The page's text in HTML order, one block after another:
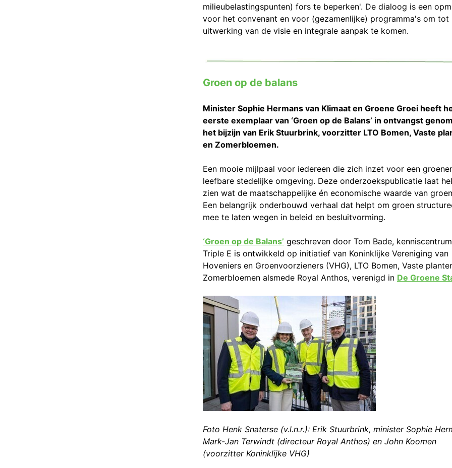
milieubelastingspunten) fors te beperken'. De dialoog is een
voor het convenant en voor (gezamenlijke) programma's om tot
uitwerking van de visie en integrale aanpak te komen.
Groen op de balans
Minister Sophie Hermans van Klimaat en Groene Groei heeft
eerste exemplaar van ‘Groen op de Balans’ in ontvangst
het bijzijn van Erik Stuurbrink, voorzitter LTO Bomen, Vaste
en Zomerbloemen.
Een mooie mijlpaal voor iedereen die zich inzet voor een
leefbare stedelijke omgeving. Deze onderzoekspublicatie laat
zien wat de maatschappelijke én economische waarde van
Een belangrijk onderbouwd verhaal dat helpt om groen
mee te laten wegen in beleid en besluitvorming.
‘Groen op de Balans’ geschreven door Tom Bade, kenniscentrum
Triple E is ontwikkeld op initiatief van Koninklijke Vereniging van
Hoveniers en Groenvoorzieners (VHG), LTO Bomen, Vaste
Zomerbloemen alsmede Royal Anthos, verenigd in De Groene
Foto Henk Snaterse (v.l.n.r.): Erik Stuurbrink, minister Sophie
Mark-Jan Terwindt (directeur Royal Anthos) en John Koomen
(voorzitter Koninklijke VHG)